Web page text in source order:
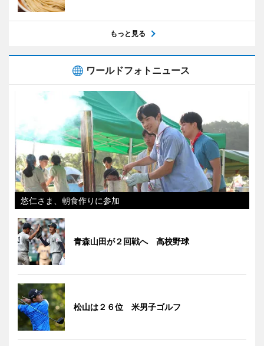
もっと見る
ワールドフォトニュース
悠仁さま、朝食作りに参加
青森山田が２回戦へ 高校野球
松山は２６位 米男子ゴルフ